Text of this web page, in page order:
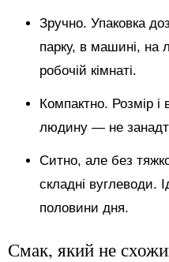
Зручно. Упаковка
парку, в машині, на
робочій кімнаті.
Компактно. Розмір і
людину — не
Ситно, але без
складні вуглеводи.
половини дня.
Смак, який не